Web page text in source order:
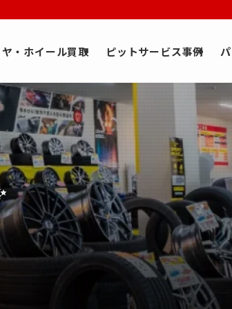
・ホイール買取 ピットサービス事例